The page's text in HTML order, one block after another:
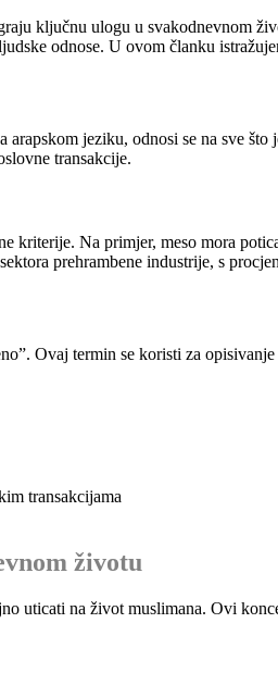
ključnu ulogu u svakodnevnom
odnose. U ovom članku
jeziku, odnosi se na sve
transakcije.
kriterije. Na primjer, meso mora
prehrambene industrije, s
Ovaj termin se koristi za
transakcijama
životu
uticati na život muslimana. Ovi